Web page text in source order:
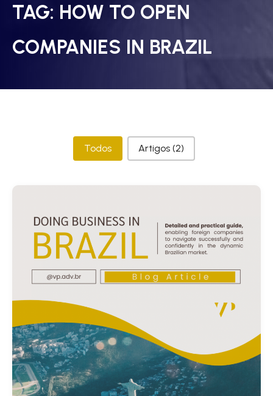
TAG: HOW TO OPEN
COMPANIES IN BRAZIL
Categorias
Todos Artigos (2)